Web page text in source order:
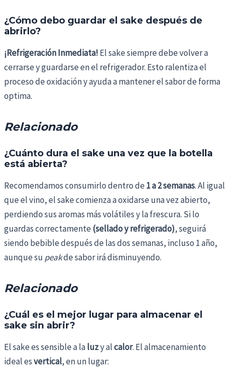
¿Cómo debo guardar el sake después de
abrirlo?
¡Refrigeración Inmediata! El sake siempre debe volver a
cerrarse y guardarse en el refrigerador. Esto ralentiza el
proceso de oxidación y ayuda a mantener el sabor de forma
optima.
Relacionado
¿Cuánto dura el sake una vez que la botella
está abierta?
Recomendamos consumirlo dentro de1 a 2 semanas. Al igual
que el vino, el sake comienza a oxidarse una vez abierto,
perdiendo sus aromas más volátiles y la frescura. Si lo
guardas correctamente(sellado y refrigerado), seguirá
siendo bebible después de las dos semanas, incluso 1 año,
aunque su peakde sabor irá disminuyendo.
Relacionado
¿Cuál es el mejor lugar para almacenar el
sake sin abrir?
El sake es sensible a laluzy alcalor. El almacenamiento
ideal esvertical, en un lugar: